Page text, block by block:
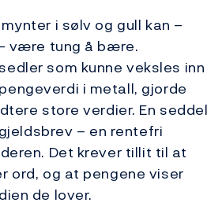
i sølv og gull kan –
være tung å bære.
som kunne veksles inn
i metall, gjorde
store verdier. En seddel
– en rentefri
Det krever tillit til at
ord, og at pengene viser
de lover.